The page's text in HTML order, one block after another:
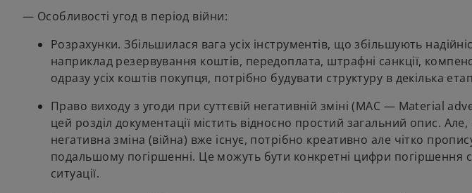
— Особливості угод в період війни:
Розрахунки. Збільшилася вага усіх інструментів, що збільшують
наприклад резервування коштів, передоплата, штрафні санкції,
одразу усіх коштів покупця, потрібно будувати структуру в декілька
Право виходу з угоди при суттєвій негативній зміні (MAC — Material
цей розділ документації містить відносно простий загальний опис.
негативна зміна (війна) вже існує, потрібно креативно але чітко
подальшому погіршенні. Це можуть бути конкретні цифри погіршення
ситуації.